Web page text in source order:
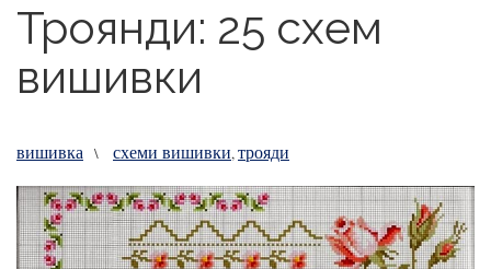
Троянди: 25 схем
вишивки
вишивка \ схеми вишивки,трояди